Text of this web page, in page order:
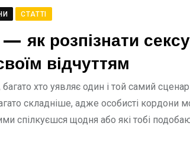
СТАТТІ
як розпізнати
відчуттям
хто уявляє один і той самий
складніше, адже особисті
спілкуєшся щодня або які тобі